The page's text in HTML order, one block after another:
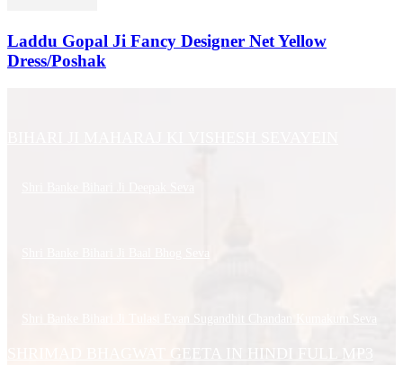
Laddu Gopal Ji Fancy Designer Net Yellow
Dress/Poshak
SHRIMAD BHAGWAT GEETA IN HINDI FULL MP3